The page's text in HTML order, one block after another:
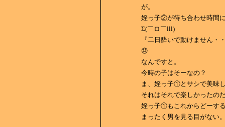
が。
姪っ子②が待ち合わせ時間
Σ(￣ロ￣lll)
『二日酔いで動けません・
😞
なんですと。
今時の子はそーなの？
ま、姪っ子①とサシで美味
それはそれで楽しかったの
姪っ子①もこれからどーす
まったく男を見る目がない